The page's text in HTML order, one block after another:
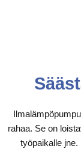
rahaa. Se on
työpaikalle